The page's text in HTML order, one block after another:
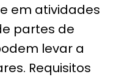
em atividades
partes de
levar a
Requisitos